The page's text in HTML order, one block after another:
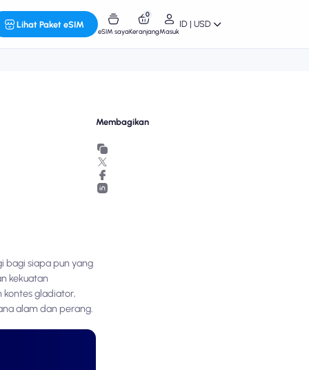
Lihat Paket eSIM
eSIM saya
0
KeranjangMasuk
ID | USD
bagi siapa pun yang
kekuatan
gladiator,
alam dan perang.
Membagikan